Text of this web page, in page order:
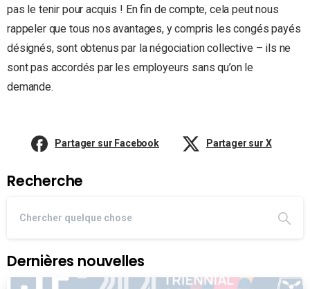
pas le tenir pour acquis ! En fin de compte, cela peut nous
rappeler que tous nos avantages, y compris les congés payés
désignés, sont obtenus par la négociation collective – ils ne
sont pas accordés par les employeurs sans qu’on le
demande.
Partager sur Facebook Partager sur X
Recherche
Dernières nouvelles